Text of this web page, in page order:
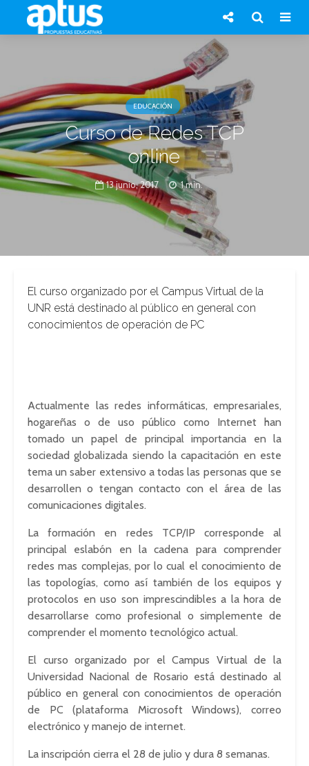
EDUCACIÓN
Curso de Redes TCP
online
13 junio, 2017 1 min.
El curso organizado por el Campus Virtual de la
UNR está destinado al público en general con
conocimientos de operación de PC
Actualmente las redes informáticas, empresariales,
hogareñas o de uso público como Internet han
tomado un papel de principal importancia en la
sociedad globalizada siendo la capacitación en este
tema un saber extensivo a todas las personas que se
desarrollen o tengan contacto con el área de las
comunicaciones digitales.
La formación en redes TCP/IP corresponde al
principal eslabón en la cadena para comprender
redes mas complejas, por lo cual el conocimiento de
las topologías, como así también de los equipos y
protocolos en uso son imprescindibles a la hora de
desarrollarse como profesional o simplemente de
comprender el momento tecnológico actual.
El curso organizado por el Campus Virtual de la
Universidad Nacional de Rosario está destinado al
público en general con conocimientos de operación
de PC (plataforma Microsoft Windows), correo
electrónico y manejo de internet.
La inscripción cierra el 28 de julio y dura 8 semanas.